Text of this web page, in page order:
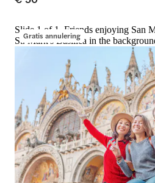
Gratis annulering
Slide 1 of 1, Friends enjoying San
St. Mark's Basilica in the